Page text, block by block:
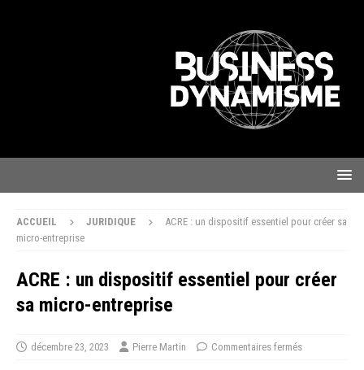
ACCUEIL JURIDIQUE
ACRE : un dispositif essentiel pour créer sa
micro-entreprise
ACRE : un dispositif essentiel pour créer
sa micro-entreprise
décembre 23, 2023 Pierre Martin Commentaires fermés